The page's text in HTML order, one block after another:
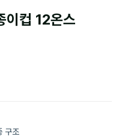
이컵 12온스
구조